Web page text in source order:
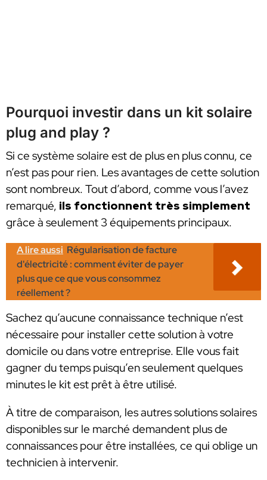
Pourquoi investir dans un kit solaire
plug and play ?
Si ce système solaire est de plus en plus connu, ce
n’est pas pour rien. Les avantages de cette solution
sont nombreux. Tout d’abord, comme vous l’avez
remarqué, ils fonctionnent très simplement
grâce à seulement 3 équipements principaux.
A lire aussi Régularisation de facture
d'électricité : comment éviter de payer
plus que ce que vous consommez
réellement ?
Sachez qu’aucune connaissance technique n’est
nécessaire pour installer cette solution à votre
domicile ou dans votre entreprise. Elle vous fait
gagner du temps puisqu’en seulement quelques
minutes le kit est prêt à être utilisé.
À titre de comparaison, les autres solutions solaires
disponibles sur le marché demandent plus de
connaissances pour être installées, ce qui oblige un
technicien à intervenir.